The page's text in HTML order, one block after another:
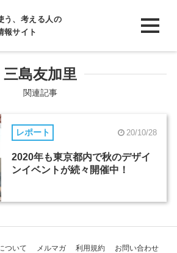
う、考える人の
報サイト
三島友加里
関連記事
レポート 20/10/28
2020年も東京都内で秋のデザイ
ンイベントが続々開催中！
ついて メルマガ 利用規約 お問い合わせ